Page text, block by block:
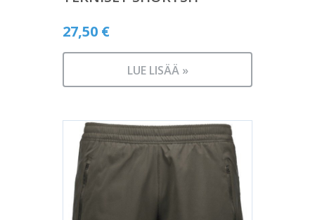
27,50 €
LUE LISÄÄ »